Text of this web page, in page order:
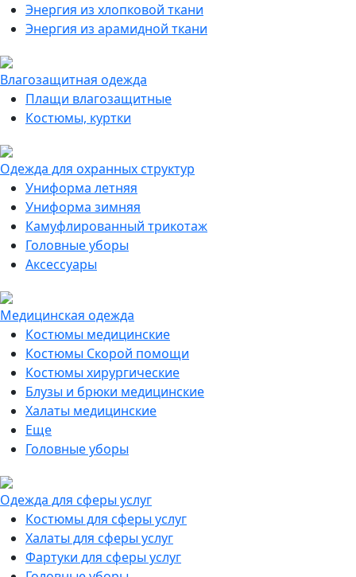
Энергия из хлопковой ткани
Энергия из арамидной ткани
Влагозащитная одежда
Плащи влагозащитные
Костюмы, куртки
Одежда для охранных структур
Униформа летняя
Униформа зимняя
Камуфлированный трикотаж
Головные уборы
Аксессуары
Медицинская одежда
Костюмы медицинские
Костюмы Скорой помощи
Костюмы хирургические
Блузы и брюки медицинские
Халаты медицинские
Еще
Головные уборы
Одежда для сферы услуг
Костюмы для сферы услуг
Халаты для сферы услуг
Фартуки для сферы услуг